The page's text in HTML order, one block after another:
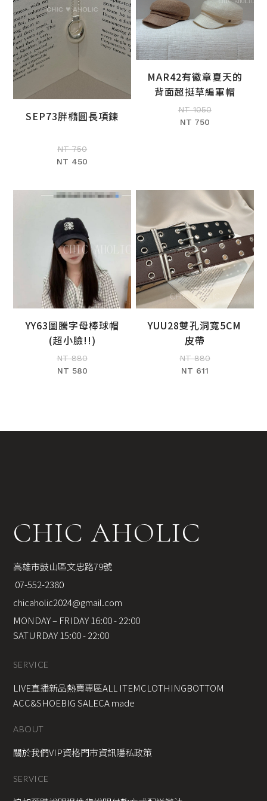
加入購物車
SEP73胖橢圓長項鍊
NT 750
NT 450
加入購物車
MAR42有徽章夏天的
背面超挺草編軍帽
NT 1050
NT 750
加入購物車
YY63圖騰字母棒球帽
(超小臉!!)
NT 880
NT 580
加入購物車
YUU28雙孔洞寬5CM
皮帶
NT 880
NT 611
CHIC AHOLIC
高雄市鼓山區文忠路79號
07-552-2380
chicaholic2024@gmail.com
MONDAY – FRIDAY 16:00 - 22:00
SATURDAY 15:00 - 22:00
SERVICE
LIVE直播新品熱賣專區ALL ITEMCLOTHINGBOTTOM
ACC&SHOEBIG SALECA made
ABOUT
關於我們VIP資格門市資訊隱私政策
SERVICE